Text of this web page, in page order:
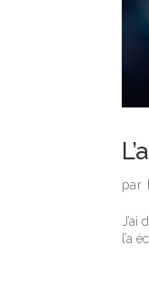
par
l’a